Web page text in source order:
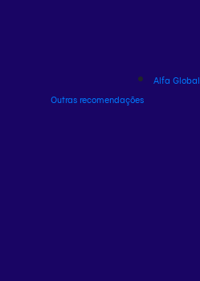
Alfa Global
Outras recomendações